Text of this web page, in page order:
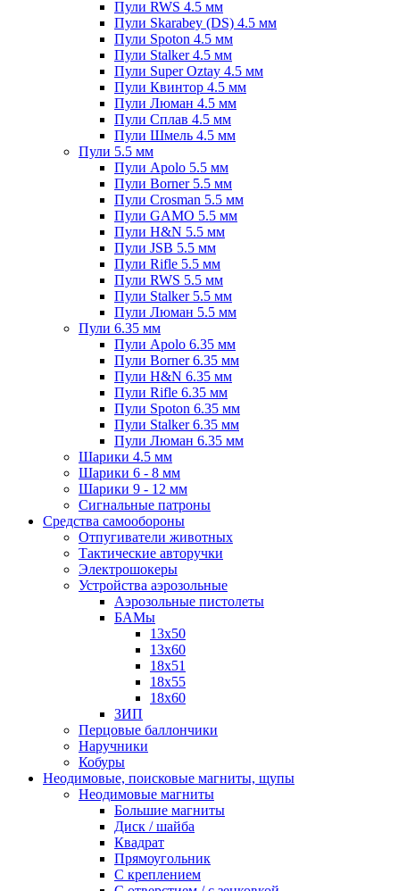
Пули RWS 4.5 мм
Пули Skarabey (DS) 4.5 мм
Пули Spoton 4.5 мм
Пули Stalker 4.5 мм
Пули Super Oztay 4.5 мм
Пули Квинтор 4.5 мм
Пули Люман 4.5 мм
Пули Сплав 4.5 мм
Пули Шмель 4.5 мм
Пули 5.5 мм
Пули Apolo 5.5 мм
Пули Borner 5.5 мм
Пули Crosman 5.5 мм
Пули GAMO 5.5 мм
Пули H&N 5.5 мм
Пули JSB 5.5 мм
Пули Rifle 5.5 мм
Пули RWS 5.5 мм
Пули Stalker 5.5 мм
Пули Люман 5.5 мм
Пули 6.35 мм
Пули Apolo 6.35 мм
Пули Borner 6.35 мм
Пули H&N 6.35 мм
Пули Rifle 6.35 мм
Пули Spoton 6.35 мм
Пули Stalker 6.35 мм
Пули Люман 6.35 мм
Шарики 4.5 мм
Шарики 6 - 8 мм
Шарики 9 - 12 мм
Сигнальные патроны
Средства самообороны
Отпугиватели животных
Тактические авторучки
Электрошокеры
Устройства аэрозольные
Аэрозольные пистолеты
БАМы
13х50
13х60
18х51
18х55
18х60
ЗИП
Перцовые баллончики
Наручники
Кобуры
Неодимовые, поисковые магниты, щупы
Неодимовые магниты
Большие магниты
Диск / шайба
Квадрат
Прямоугольник
С креплением